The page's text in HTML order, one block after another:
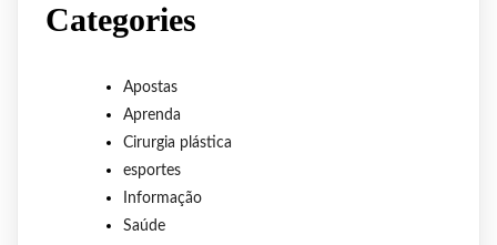
Categories
Apostas
Aprenda
Cirurgia plástica
esportes
Informação
Saúde